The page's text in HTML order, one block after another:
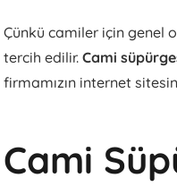
Çünkü camiler için genel
tercih edilir.Cami
firmamızın internet
Cami